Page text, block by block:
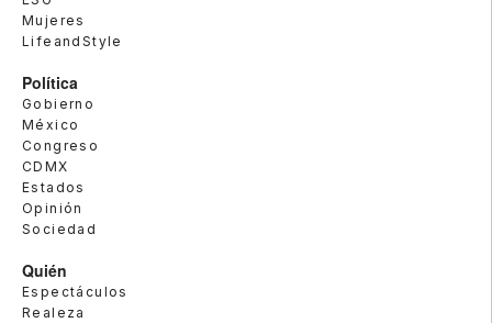
Mujeres
LifeandStyle
Política
Gobierno
México
Congreso
CDMX
Estados
Opinión
Sociedad
Quién
Espectáculos
Realeza